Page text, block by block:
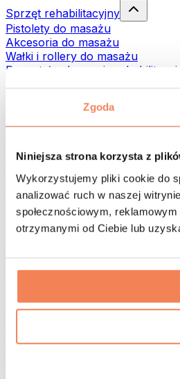
Zgoda
Niniejsza strona korzysta z
Wykorzystujemy pliki cookie do
analizować ruch w naszej
społecznościowym,
otrzymanymi od Ciebie lub
Sprzęt rehabilitacyjny
Pistolety do masażu
Akcesoria do masażu
Wałki i rollery do masażu
Pozostałe akcesoria
Torby i plecaki
Torby na żywność i akcesoria
Akcesoria dopasowane do
Bieganie
Sporty walki
Kolarstwo
Joga i pilates
Terapia zimnem
Trekking
Filtry i dzbanki do wody
Środki do prania